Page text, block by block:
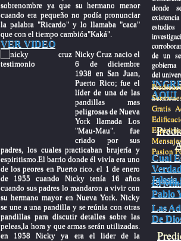
sobrenombre ya que su hermano menor
cuando era pequeño no podía pronunciar
la palabra "Ricardo" y lo llamaba "caca"
que con el tiempo cambióa"Kaká".
VER VIDEO
Nicky Cruz nacio el
6 de diciembre
1938 en San Juan,
Puerto Rico; fue el
líder de una de las
pandillas mas
peligrosas de Nueva
York llamada Los
"Mau-Mau". fue
criado por sus
padres, los cuales practicaban brujería y
espiritismo.El barrio donde él vivía era uno
de los peores en Puerto rico. el 1 de enero
de 1955 cuando Nicky tenía 16 años
cuando sus padres lo mandaron a vivir con
su hermano mayor en Nueva York. Nicky
se une a una pandilla y se reúnia con otras
pandillas para discutir detalles sobre las
peleas,la hora y que armas serán utilizadas.
en 1958 Nicky ya era el lider de la
donde
de un
del
AQUI
Gratis
Pasion
Cual
Iglesia
El
Pablo
Las
De